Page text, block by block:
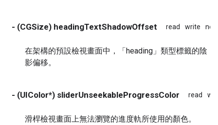
- (CGSize) headingTextShadowOffset read write
在架構的預設檢視畫面中，「heading」類型標籤的陰
影偏移。
- (UIColor*) sliderUnseekableProgressColor read
滑桿檢視畫面上無法瀏覽的進度軌所使用的顏色。